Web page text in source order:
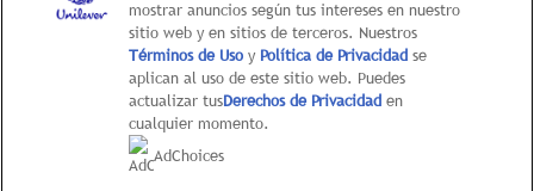
Salud del Consumidor
Limitar el uso de mi información personal
confidencial
UNITED STATES |
mostrar anuncios según tus intereses en nuestro
sitio web y en sitios de terceros. Nuestros
Términos de Uso y Política de Privacidadse
aplican al uso de este sitio web. Puedes
actualizar tusDerechos de Privacidad en
cualquier momento.
AdChoices